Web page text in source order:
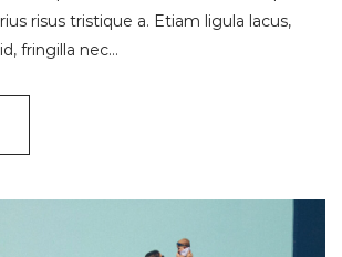
risus tristique a. Etiam ligula lacus,
fringilla nec…